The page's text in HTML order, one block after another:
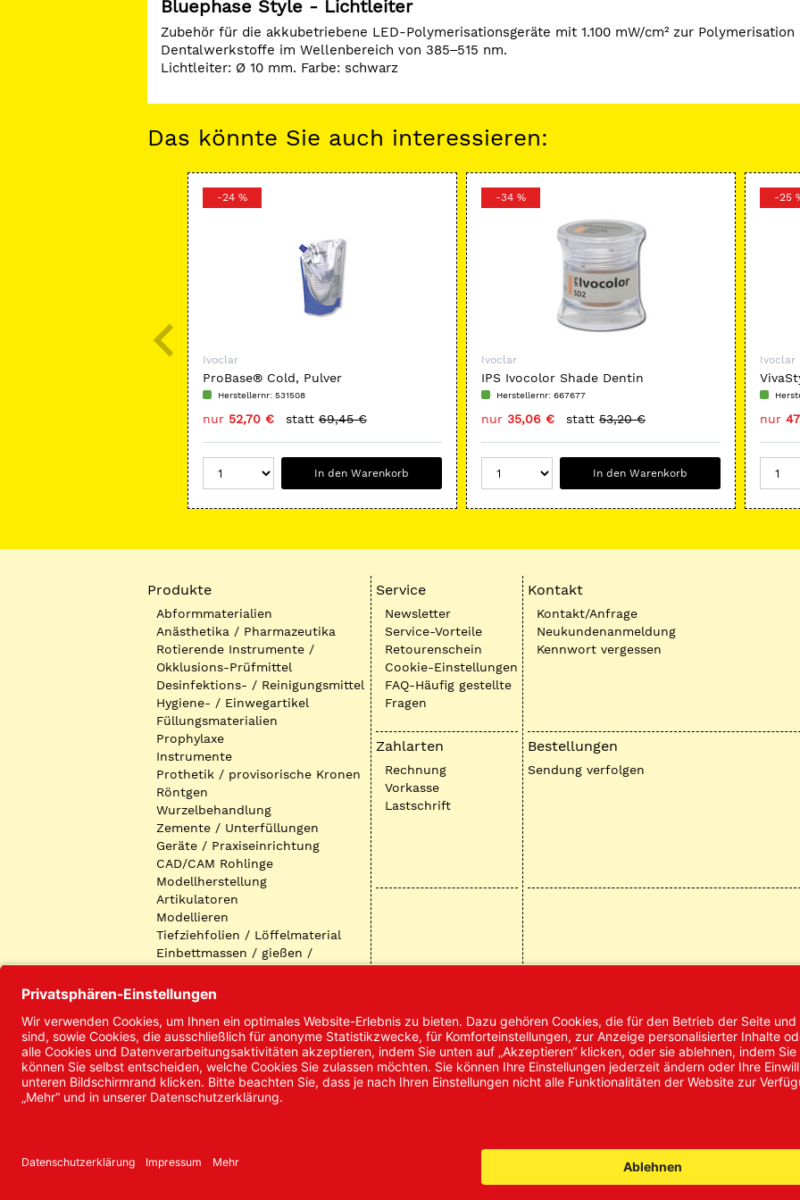
Bluephase Style - Lichtleiter
Zubehör für die akkubetriebene LED-Polymerisationsgeräte mit 1.100 mW/cm² zur
Dentalwerkstoffe im Wellenbereich von 385‒515 nm.
Lichtleiter: Ø 10 mm. Farbe: schwarz
Das könnte Sie auch interessieren:
-24 %
Ivoclar
ProBase® Cold, Pulver
Herstellernr: 531508
nur 52,70 € statt 69,45 €
In den Warenkorb
-34 %
Ivoclar
IPS Ivocolor Shade Dentin
Herstellernr: 667677
nur 35,06 € statt 53,20 €
In den Warenkorb
-25
Ivoclar
nur
Produkte
Abformmaterialien
Anästhetika / Pharmazeutika
Rotierende Instrumente /
Okklusions-Prüfmittel
Desinfektions- / Reinigungsmittel
Hygiene- / Einwegartikel
Füllungsmaterialien
Prophylaxe
Instrumente
Prothetik / provisorische Kronen
Röntgen
Wurzelbehandlung
Zemente / Unterfüllungen
Geräte / Praxiseinrichtung
CAD/CAM Rohlinge
Modellherstellung
Artikulatoren
Modellieren
Tiefziehfolien / Löffelmaterial
Einbettmassen / gießen /
Oberflächenbearbeitung
Keramik
Verblendmaterialien
Instrumente
Kieferorthopädie /
Klammerdrähte
Verschiedenes (Labor)
Service
Newsletter
Service-Vorteile
Retourenschein
Cookie-Einstellungen
FAQ-Häufig gestellte
Fragen
Zahlarten
Rechnung
Vorkasse
Lastschrift
Kontakt
Kontakt/Anfrage
Neukundenanmeldung
Kennwort vergessen
Bestellungen
Sendung verfolgen
AGB Datenschutz